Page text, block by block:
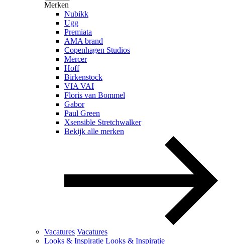
Merken
Nubikk
Ugg
Premiata
AMA brand
Copenhagen Studios
Mercer
Hoff
Birkenstock
VIA VAI
Floris van Bommel
Gabor
Paul Green
Xsensible Stretchwalker
Bekijk alle merken
Vacatures Vacatures
Looks & Inspiratie Looks & Inspiratie